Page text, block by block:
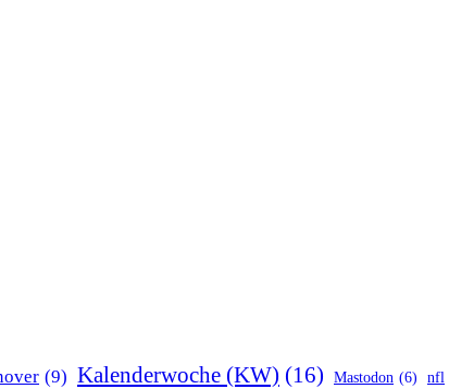
(9) Kalenderwoche (KW) (16) Mastodon (6) nfl